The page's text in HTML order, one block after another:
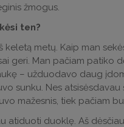
žmogus.
ten?
metų. Kaip man
geri. Man pačiam patiko
– užduodavo daug
sunku. Nes
mažesnis, tiek pačiam
atiduoti duoklę. Aš